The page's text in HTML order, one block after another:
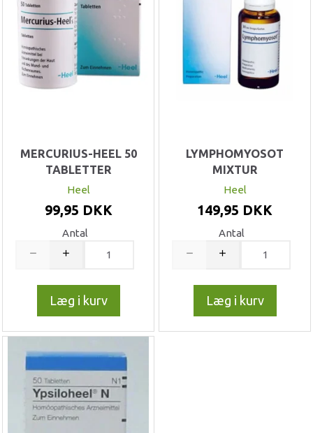
MERCURIUS-HEEL 50
TABLETTER
Heel
99,95 DKK
Antal
Læg i kurv
LYMPHOMYOSOT
MIXTUR
Heel
149,95 DKK
Antal
Læg i kurv